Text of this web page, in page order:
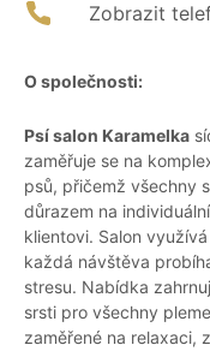
Zobrazit
O společnosti:
Psí salon Karamelka
zaměřuje se na
psů, přičemž všechny
důrazem na
klientovi. Salon
každá návštěva
stresu. Nabídka
srsti pro všechny
zaměřené na relaxaci,